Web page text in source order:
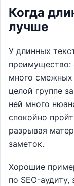
Когда
лучше
У длинных
преимущество:
много смежных
целой группе
ней много
спокойно
разрывая
заметок.
Хорошие
по SEO-аудиту,